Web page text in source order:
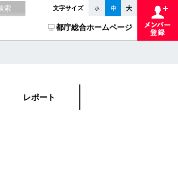
文字サイズ
都庁総合ホームページ
レポート